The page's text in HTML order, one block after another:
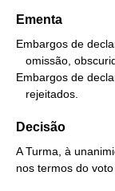
Ementa
Embargos de
Embargos de
   rejeitados.
Decisão
A Turma, à
nos termos do